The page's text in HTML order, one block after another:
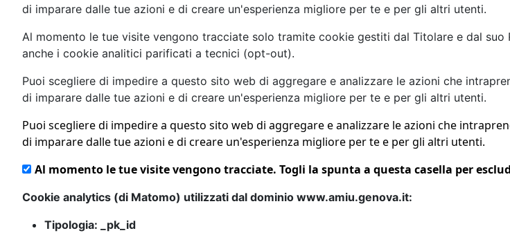
di imparare dalle tue azioni e di creare un'esperienza migliore per te e per gli altri utenti.
Al momento le tue visite vengono tracciate solo tramite cookie gestiti dal Titolare e dal suo
anche i cookie analitici parificati a tecnici (opt-out).
Puoi scegliere di impedire a questo sito web di aggregare e analizzare le azioni che
di imparare dalle tue azioni e di creare un'esperienza migliore per te e per gli altri utenti.
Puoi scegliere di impedire a questo sito web di aggregare e analizzare le azioni che
di imparare dalle tue azioni e di creare un'esperienza migliore per te e per gli altri utenti.
Al momento le tue visite vengono tracciate. Togli la spunta a questa casella per
Cookie analytics (di Matomo) utilizzati dal dominio www.amiu.genova.it:
Tipologia: _pk_id